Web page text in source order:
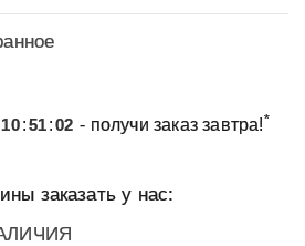
10:51:02 - получи заказ завтра!*
заказать у нас: